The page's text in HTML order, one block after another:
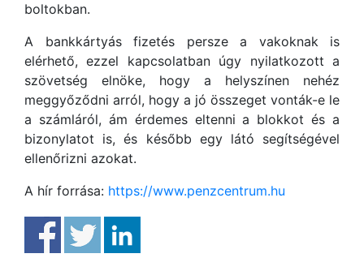
boltokban.
A bankkártyás fizetés persze a vakoknak is
elérhető, ezzel kapcsolatban úgy nyilatkozott a
szövetség elnöke, hogy a helyszínen nehéz
meggyőződni arról, hogy a jó összeget vonták-e le
a számláról, ám érdemes eltenni a blokkot és a
bizonylatot is, és később egy látó segítségével
ellenőrizni azokat.
A hír forrása: https://www.penzcentrum.hu